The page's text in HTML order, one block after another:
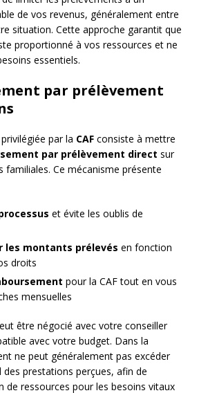
de vos revenus, généralement entre
situation. Cette approche garantit que
proportionné à vos ressources et ne
essentiels.
par prélèvement
par la CAF consiste à mettre
par prélèvement direct sur
familiales. Ce mécanisme présente
et évite les oublis de
les montants prélevés en fonction
droits
pour la CAF tout en vous
mensuelles
être négocié avec votre conseiller
avec votre budget. Dans la
ne peut généralement pas excéder
prestations perçues, afin de
de ressources pour les besoins vitaux